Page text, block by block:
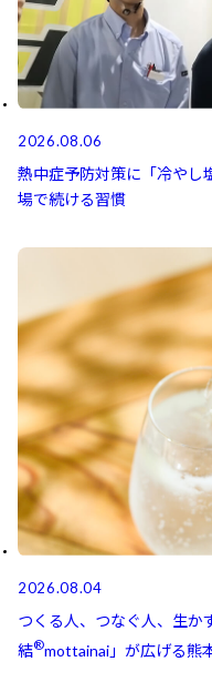
2026.08.06
熱中症予防対策に「冷やし
場で続ける習慣
2026.08.04
つくる人、つなぐ人、生か
結⁠⁠®mottainai」が広げる熊